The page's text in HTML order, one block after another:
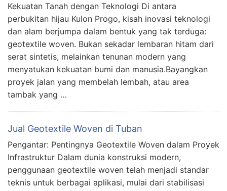
Kekuatan Tanah dengan Teknologi Di antara
perbukitan hijau Kulon Progo, kisah inovasi teknologi
dan alam berjumpa dalam bentuk yang tak terduga:
geotextile woven. Bukan sekadar lembaran hitam dari
serat sintetis, melainkan tenunan modern yang
menyatukan kekuatan bumi dan manusia.Bayangkan
proyek jalan yang membelah lembah, atau area
tambak yang …
Jual Geotextile Woven di Tuban
Pengantar: Pentingnya Geotextile Woven dalam Proyek
Infrastruktur Dalam dunia konstruksi modern,
penggunaan geotextile woven telah menjadi standar
teknis untuk berbagai aplikasi, mulai dari stabilisasi